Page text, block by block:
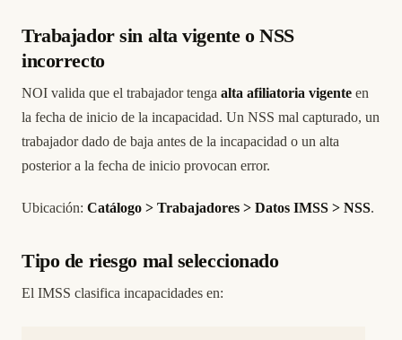
Trabajador sin alta vigente o NSS
incorrecto
NOI valida que el trabajador tenga alta afiliatoria vigente en
la fecha de inicio de la incapacidad. Un NSS mal capturado, un
trabajador dado de baja antes de la incapacidad o un alta
posterior a la fecha de inicio provocan error.
Ubicación: Catálogo > Trabajadores > Datos IMSS > NSS.
Tipo de riesgo mal seleccionado
El IMSS clasifica incapacidades en: